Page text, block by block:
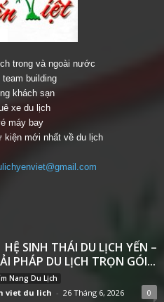
trong và ngoài nước
building
khách sạn
xe du lịch
máy bay
mới nhất về du lịch
HỆ SINH THÁI DU LỊCH YẾN –
PHÁP DU LỊCH TRỌN GÓI...
Nang Du Lịch
viet du lich - 26 Tháng 6, 2026 0